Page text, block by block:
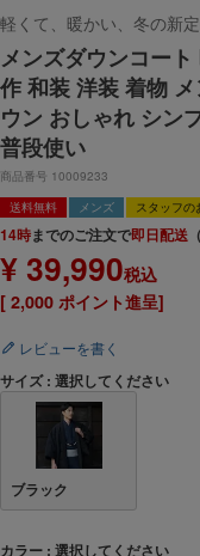
軽くて、暖かい、冬の新定
メンズダウンコー
作 和装 洋装 着物
ウン おしゃれ シン
普段使い
商品番号 10009233
送料無料
メンズ スタッフの
14時までのご注文で即日配送 （
¥ 39,990税込
[ 2,000 ポイント進呈]
レビューを書く
サイズ 選択してください
ブラック
カラー 選択してください